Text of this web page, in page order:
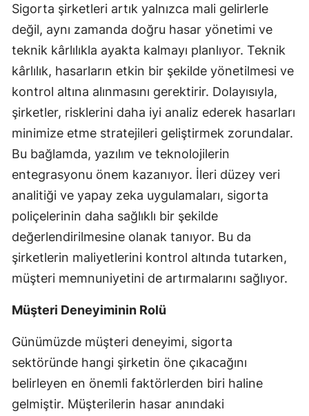
Sigorta şirketleri artık yalnızca mali gelirlerle
değil, aynı zamanda doğru hasar yönetimi ve
teknik kârlılıkla ayakta kalmayı planlıyor. Teknik
kârlılık, hasarların etkin bir şekilde yönetilmesi ve
kontrol altına alınmasını gerektirir. Dolayısıyla,
şirketler, risklerini daha iyi analiz ederek hasarları
minimize etme stratejileri geliştirmek zorundalar.
Bu bağlamda, yazılım ve teknolojilerin
entegrasyonu önem kazanıyor. İleri düzey veri
analitiği ve yapay zeka uygulamaları, sigorta
poliçelerinin daha sağlıklı bir şekilde
değerlendirilmesine olanak tanıyor. Bu da
şirketlerin maliyetlerini kontrol altında tutarken,
müşteri memnuniyetini de artırmalarını sağlıyor.
Müşteri Deneyiminin Rolü
Günümüzde müşteri deneyimi, sigorta
sektöründe hangi şirketin öne çıkacağını
belirleyen en önemli faktörlerden biri haline
gelmiştir. Müşterilerin hasar anındaki